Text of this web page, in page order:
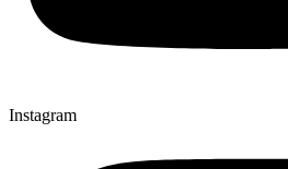
Instagram